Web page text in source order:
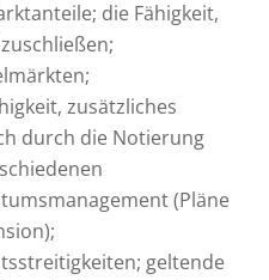
die Fähigkeit,
zusätzliches
durch die Notierung
(Pläne
geltende